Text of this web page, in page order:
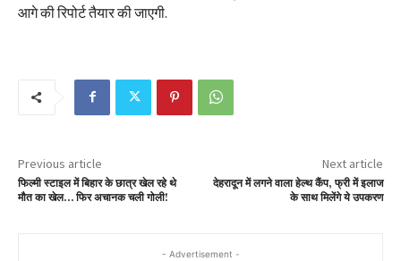
आगे की रिपोर्ट तैयार की जाएगी.
Previous article
फिल्मी स्टाइल में बिहार के छात्र खेल रहे थे
मौत का खेल… फिर अचानक चली गोली!
Next article
देहरादून में लगने वाला हेल्थ कैंप, फ्री में इलाज
के साथ मिलेंगे ये उपकरण
- Advertisement -